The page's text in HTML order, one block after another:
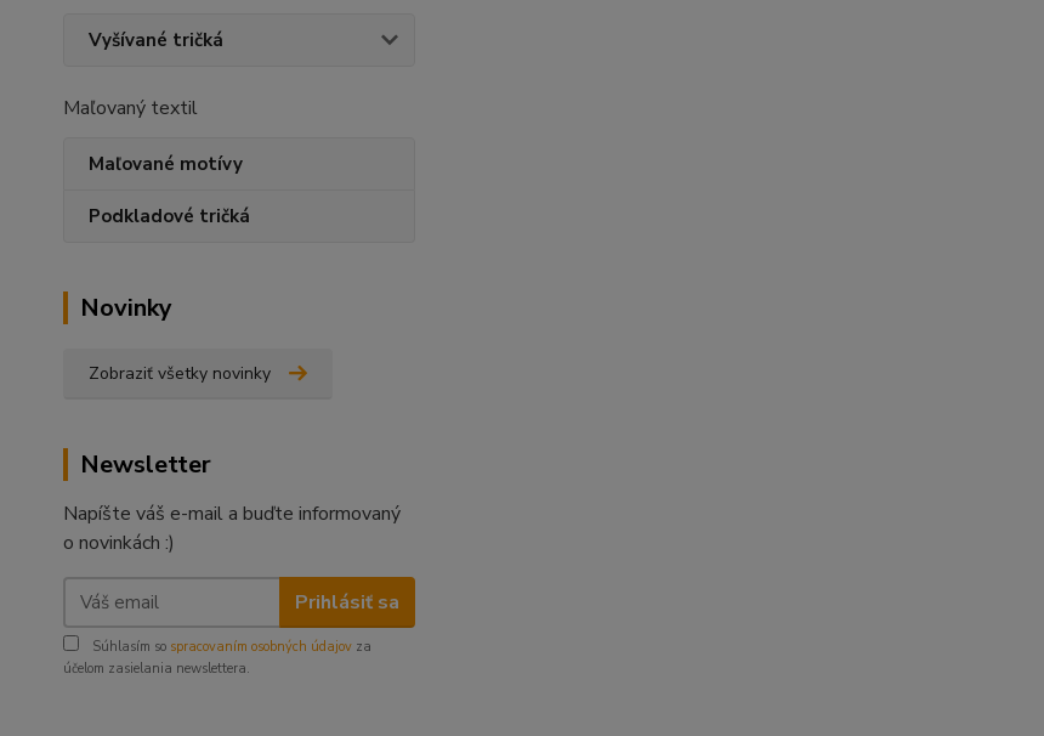
Vyšívané tričká
Maľovaný textil
Maľované motívy
Podkladové tričká
Novinky
Zobraziť všetky novinky
Newsletter
Napíšte váš e-mail a buďte informovaný
o novinkách :)
Prihlásiť sa
Súhlasím so spracovaním osobných údajov za
účelom zasielania newslettera.